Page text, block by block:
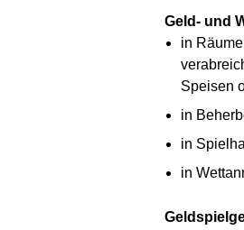
Geld- und
in
Speisen
in
in
in